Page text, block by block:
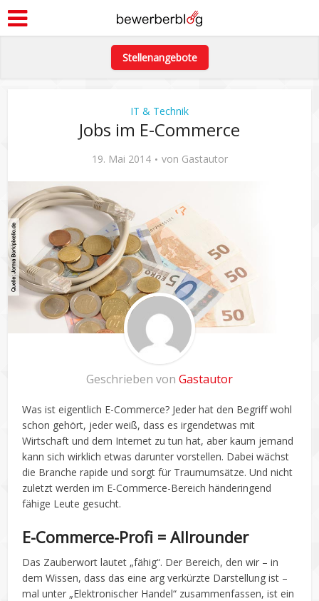
Stellenangebote
IT & Technik
Jobs im E-Commerce
19. Mai 2014 von Gastautor
Geschrieben von Gastautor
Was ist eigentlich E-Commerce? Jeder hat den Begriff wohl
schon gehört, jeder weiß, dass es irgendetwas mit
Wirtschaft und dem Internet zu tun hat, aber kaum jemand
kann sich wirklich etwas darunter vorstellen. Dabei wächst
die Branche rapide und sorgt für Traumumsätze. Und nicht
zuletzt werden im E-Commerce-Bereich händeringend
fähige Leute gesucht.
E-Commerce-Profi = Allrounder
Das Zauberwort lautet „fähig“. Der Bereich, den wir – in
dem Wissen, dass das eine arg verkürzte Darstellung ist –
mal unter „Elektronischer Handel“ zusammenfassen, ist ein